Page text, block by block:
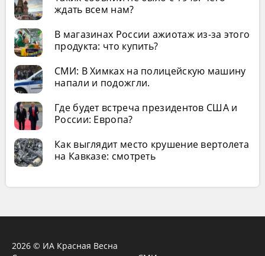
ждать всем нам?
В магазинах России ажиотаж из-за этого
продукта: что купить?
СМИ: В Химках на полицейскую машину
напали и подожгли.
Где будет встреча президентов США и
России: Европа?
Как выглядит место крушение вертолета
на Кавказе: смотреть
2026 © ИА Красная Весна